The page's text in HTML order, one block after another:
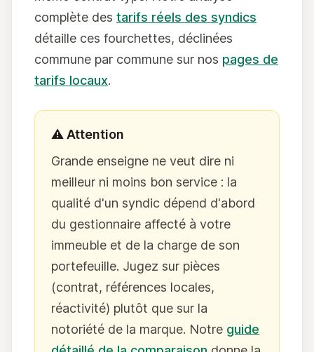
complète des tarifs réels des syndics
détaille ces fourchettes, déclinées
commune par commune sur nos pages de
tarifs locaux.
⚠️ Attention
Grande enseigne ne veut dire ni
meilleur ni moins bon service : la
qualité d'un syndic dépend d'abord
du gestionnaire affecté à votre
immeuble et de la charge de son
portefeuille. Jugez sur pièces
(contrat, références locales,
réactivité) plutôt que sur la
notoriété de la marque. Notre guide